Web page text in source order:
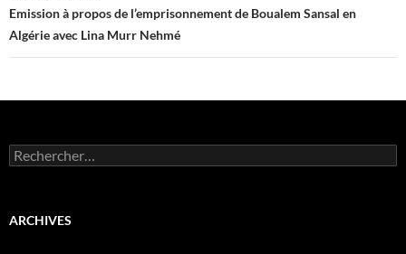
Emission à propos de l’emprisonnement de Boualem Sansal en
Algérie avec Lina Murr Nehmé
Rechercher :
ARCHIVES